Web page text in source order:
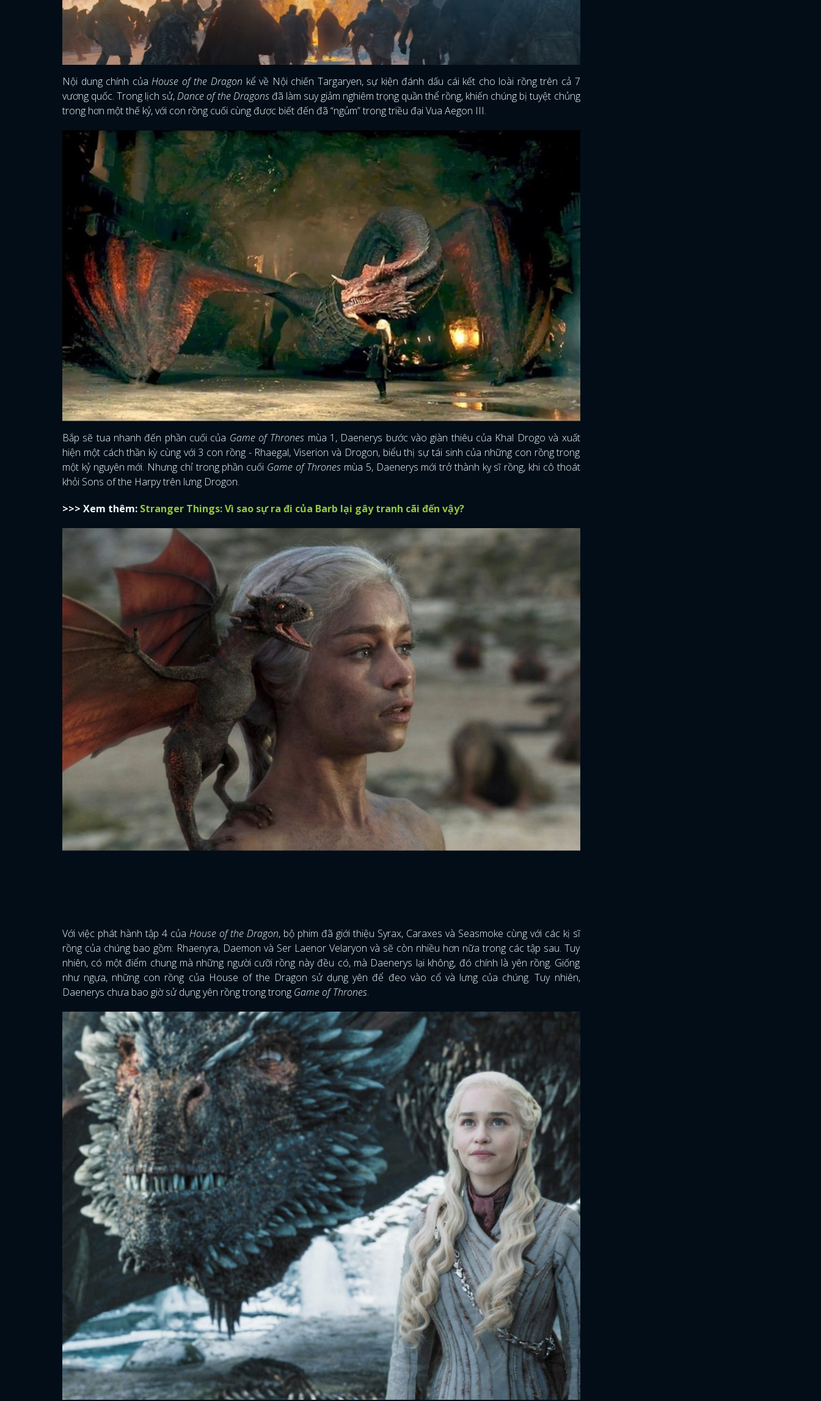
ĐĂNG NHẬP
FACEBOOK
Nội dung chính củaHouse of the Dragon kể về Nội chiến Targaryen, sự kiện đánh dấu cái kết cho loài rồng trên cả 7
vương quốc. Trong lịch sử,Dance of the Dragons đã làm suy giảm nghiêm trọng quần thể rồng, khiến chúng bị tuyệt chủng
trong hơn một thế kỷ, với con rồng cuối cùng được biết đến đã “ngủm” trong triều đại Vua Aegon III.
Bắp sẽ tua nhanh đến phần cuối của Game of Thrones mùa 1, Daenerys bước vào giàn thiêu của Khal Drogo và xuất
hiện một cách thần kỳ cùng với 3 con rồng - Rhaegal, Viserion và Drogon, biểu thị sự tái sinh của những con rồng trong
một kỷ nguyên mới. Nhưng chỉ trong phần cuối Game of Thrones mùa 5, Daenerys mới trở thành kỵ sĩ rồng, khi cô thoát
khỏi Sons of the Harpy trên lưng Drogon.
>>> Xem thêm: Stranger Things: Vì sao sự ra đi của Barb lại gây tranh cãi đến vậy?
Với việc phát hành tập 4 của House of the Dragon, bộ phim đã giới thiệu Syrax, Caraxes và Seasmoke cùng với các kị sĩ
rồng của chúng bao gồm: Rhaenyra, Daemon và Ser Laenor Velaryon và sẽ còn nhiều hơn nữa trong các tập sau. Tuy
nhiên, có một điểm chung mà những người cưỡi rồng này đều có, mà Daenerys lại không, đó chính là yên rồng. Giống
như ngựa, những con rồng của House of the Dragon sử dụng yên để đeo vào cổ và lưng của chúng. Tuy nhiên,
Daenerys chưa bao giờ sử dụng yên rồng trong trong Game of Thrones.